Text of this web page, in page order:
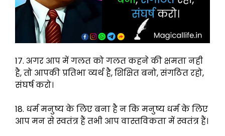
17. अगर आप में गलत को गलत कहने की क्षमता नही
है, तो आपकी प्रतिभा व्यर्थ है, शिक्षित बनो, संगठित रहो,
संघर्ष करो।
18. धर्म मनुष्य के लिए बना है न कि मनुष्य धर्म के लिए
आप मन से स्वतंत्र हैं तभी आप वास्तविकता में स्वतंत्र हैं।